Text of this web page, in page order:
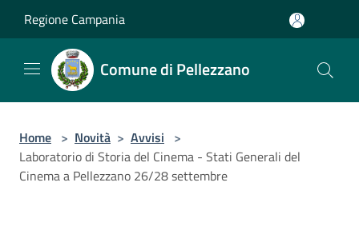
Regione Campania
Comune di Pellezzano
Home > Novità > Avvisi >
Laboratorio di Storia del Cinema - Stati Generali del
Cinema a Pellezzano 26/28 settembre